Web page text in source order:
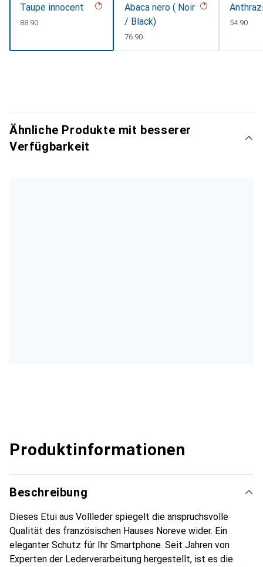
Taupe innocent
CHF
88.90
Abaca nero ( Noir
/ Black)
CHF
76.90
CHF
54.90
Ähnliche Produkte mit besserer
Verfügbarkeit
Produktinformationen
Beschreibung
Dieses Etui aus Vollleder spiegelt die anspruchsvolle
Qualität des französischen Hauses Noreve wider. Ein
eleganter Schutz für Ihr Smartphone. Seit Jahren von
Experten der Lederverarbeitung hergestellt, ist es die